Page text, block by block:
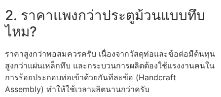
2. ราคาแพงกว่าประตูม้วนแบบทึบ
ไหม?
ราคาสูงกว่าพอสมควรครับ เนื่องจากวัสดุท่อและข้อต่อมีต้นทุน
สูงกว่าแผ่นเหล็กทึบ และกระบวนการผลิตต้องใช้แรงงานคนใน
การร้อยประกอบท่อเข้าด้วยกันทีละข้อ (Handcraft
Assembly) ทำให้ใช้เวลาผลิตนานกว่าครับ